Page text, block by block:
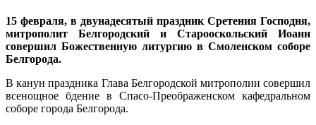
15 февраля, в двунадесятый праздник Сретения Господня,
митрополит Белгородский и Старооскольский Иоанн
совершил Божественную литургию в Смоленском соборе
Белгорода.
В канун праздника Глава Белгородской митрополии совершил
всенощное бдение в Спасо-Преображенском кафедральном
соборе города Белгорода.